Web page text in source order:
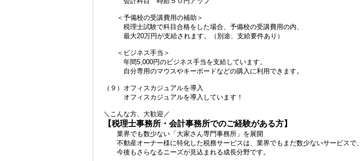
＜予備校の受講費用の補助＞
税理士試験で科目合格をした場合、予備校の受講費用の内、
最大20万円が支給されます。（別途、支給要件あり）
＜ビジネス手当＞
年間5,000円のビジネス手当を支給しています。
自分専用のマウスやキーボードなどの購入に利用できます。
（９）オフィスカジュアルを導入
オフィスカジュアルを導入しています！
＼こんな方、大歓迎／
【税理士事務所・会計事務所でのご経験がある方】
業界でも数少ない「大家さん専門事務所」を展開
不動産オーナー様に特化した税務サービスは、業界でもまだ数少ないサービスで、
今後もさらなるニーズが見込まれる成長分野です。